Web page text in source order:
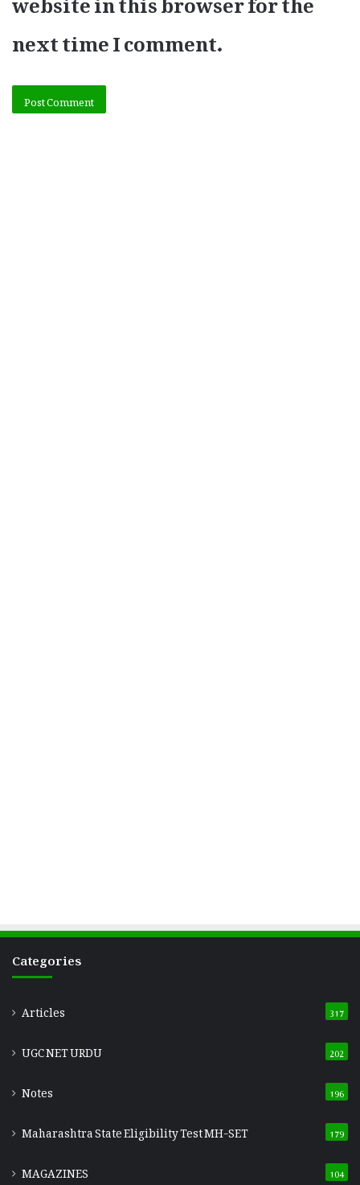
next time I comment.
Categories
Articles 317
UGC NET URDU 202
Notes 196
Maharashtra State Eligibility TestMH-SET 179
MAGAZINES 104